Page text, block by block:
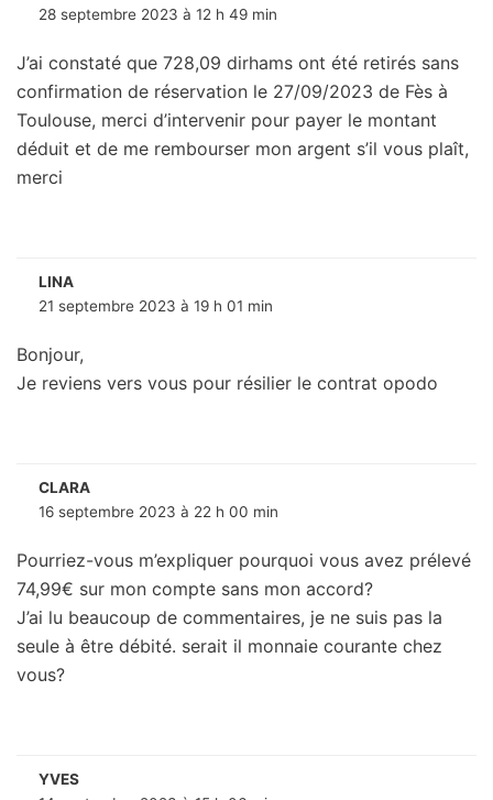
28 septembre 2023 à 12 h 49 min
J’ai constaté que 728,09 dirhams ont été retirés sans
confirmation de réservation le 27/09/2023 de Fès à
Toulouse, merci d’intervenir pour payer le montant
déduit et de me rembourser mon argent s’il vous plaît,
merci
LINA
21 septembre 2023 à 19 h 01 min
Bonjour,
Je reviens vers vous pour résilier le contrat opodo
CLARA
16 septembre 2023 à 22 h 00 min
Pourriez-vous m’expliquer pourquoi vous avez prélevé
74,99€ sur mon compte sans mon accord?
J’ai lu beaucoup de commentaires, je ne suis pas la
seule à être débité. serait il monnaie courante chez
vous?
YVES